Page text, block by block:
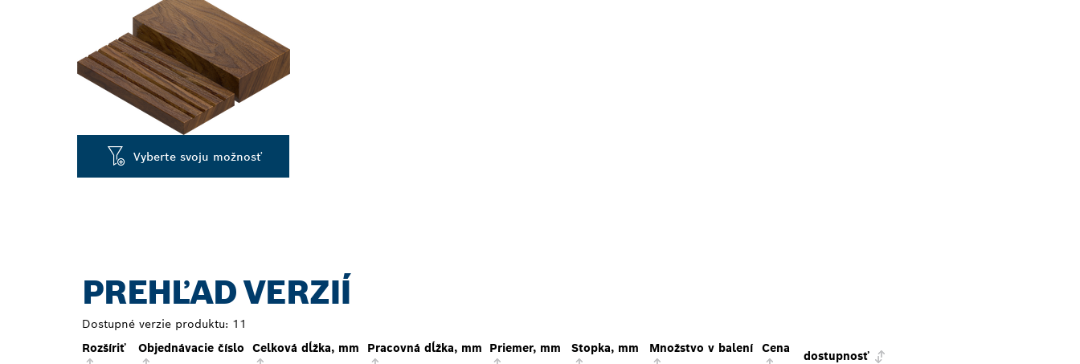
Vyberte svoju možnosť
PREHĽAD VERZIÍ
Dostupné verzie produktu: 11
Rozšíriť
Objednávacie číslo Celková dĺžka, mm Pracovná dĺžka, mm Priemer, mm Stopka, mm Množstvo v balení Cena
dostupnosť